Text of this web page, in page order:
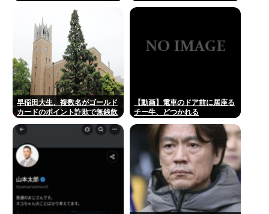
早稲田大生、複数名がゴールド
カードのポイント詐欺で無銭飲
【動画】電車のドア前に居座る
チー牛、どつかれる